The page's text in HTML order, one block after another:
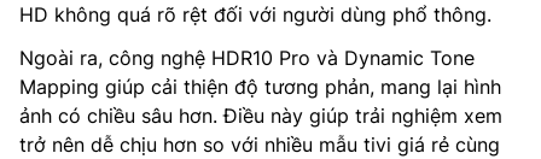
HD không quá rõ rệt đối với người dùng phổ thông.
Ngoài ra, công nghệ HDR10 Pro và Dynamic Tone
Mapping giúp cải thiện độ tương phản, mang lại hình
ảnh có chiều sâu hơn. Điều này giúp trải nghiệm xem
trở nên dễ chịu hơn so với nhiều mẫu tivi giá rẻ cùng